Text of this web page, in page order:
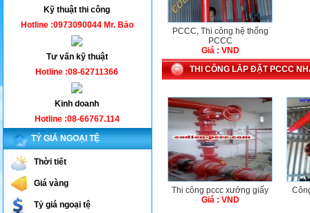
Kỹ thuật thi công
Hotline :0973090044 Mr. Bảo
Tư vấn kỹ thuật
Hotline :08-62711366
Kinh doanh
Hotline :08-66767.114
TỶ GIÁ NGOẠI TỆ
Thời tiết
Giá vàng
Tỷ giá ngoại tệ
PCCC, Thi công hệ thống
PCCC
Giá : VND
THI CÔNG LẮP ĐẶT PCCC
Thi công pccc xưởng giấy
Giá : VND